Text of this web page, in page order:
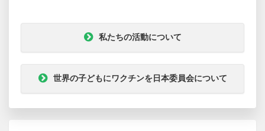
私たちの活動について
世界の子どもにワクチンを日本委員会について